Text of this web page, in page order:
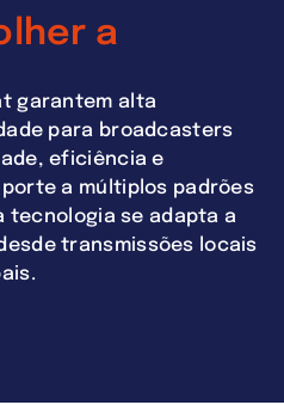
a
garantem alta
para broadcasters
eficiência e
a múltiplos padrões
tecnologia se adapta a
transmissões locais